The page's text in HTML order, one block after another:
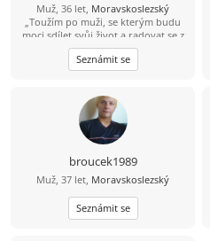
Muž, 36 let, Moravskoslezský
„Toužím po muži, se kterým budu
moci sdílet svůj život a radovat se z
každého nového dne v jeho
společnosti.“
Seznámit se
broucek1989
Muž, 37 let, Moravskoslezský
Seznámit se